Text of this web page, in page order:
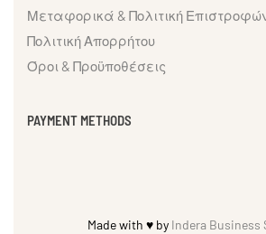
Μεταφορικά & Πολιτική
Πολιτική Απορρήτου
Όροι & Προϋποθέσεις
PAYMENT METHODS
Made with ♥ by Indera Business